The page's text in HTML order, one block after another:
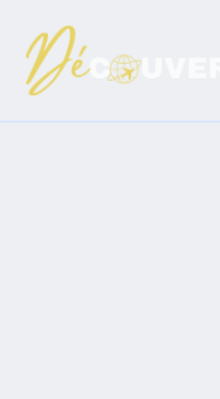
contenu